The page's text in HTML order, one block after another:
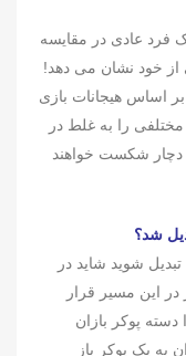
فرد عادی در مقایسه
خود نشان می دهد!
بر اساس هیجانات بازی
را به غلط در
دچار شکست خواهند
شد؟
شوید شاید در
این مسیر قرار
پوکر بازان
به یک پوکر باز